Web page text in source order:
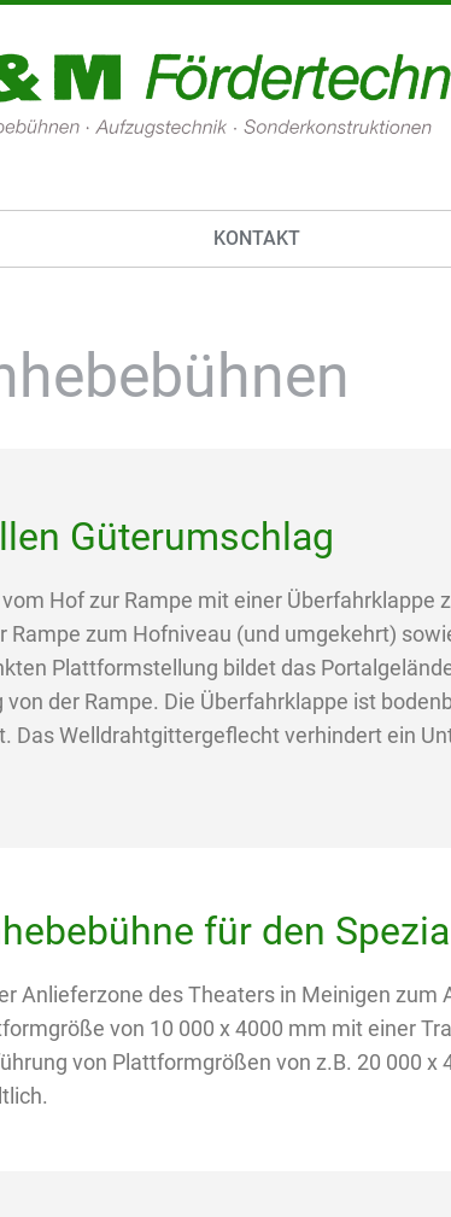
KONTAKT
Güterumschlag
Hof zur Rampe mit einer Überfahrklappe
Rampe zum Hofniveau (und umgekehrt)
Plattformstellung bildet das
der Rampe. Die Überfahrklappe ist
Das Welldrahtgittergeflecht verhindert ein
für den
Anlieferzone des Theaters in Meinigen zum
von 10 000 x 4000 mm mit einer
von Plattformgrößen von z.B. 20 000 x